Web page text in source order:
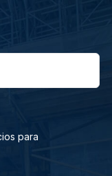
para